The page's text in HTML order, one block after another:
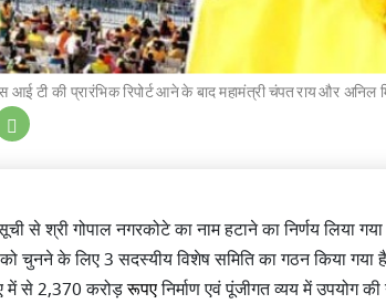
आई टी की प्रारंभिक रिपोर्ट आने के बाद महामंत्री चंपत राय और अनिल
से श्री गोपाल नगरकोटे का नाम हटाने का निर्णय लिया
को चुनने के लिए 3 सदस्यीय विशेष समिति का गठन किया गया
में से 2,370 करोड़रूपएनिर्माण एवं पूंजीगत व्यय में उपयोग